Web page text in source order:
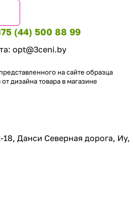
(44) 500 88 99
opt@3ceni.by
на сайте образца
дизайна товара в магазине
Данси Северная дорога, Иу,